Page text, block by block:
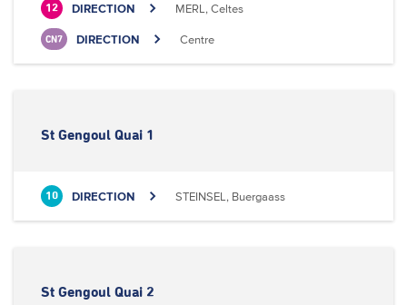
12 DIRECTION MERL, Celtes
CN7 DIRECTION Centre
St Gengoul Quai 1
10 DIRECTION STEINSEL, Buergaass
St Gengoul Quai 2